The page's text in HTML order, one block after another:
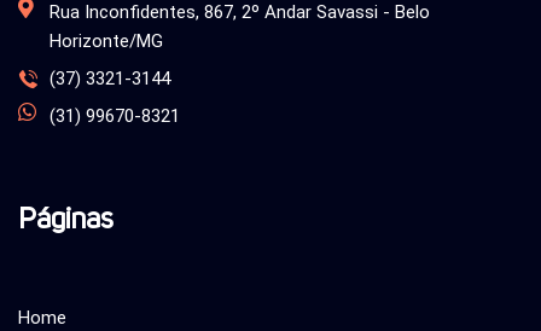
Rua Inconfidentes, 867, 2º Andar Savassi - Belo
Horizonte/MG
(37) 3321-3144
(31) 99670-8321
Páginas
Home